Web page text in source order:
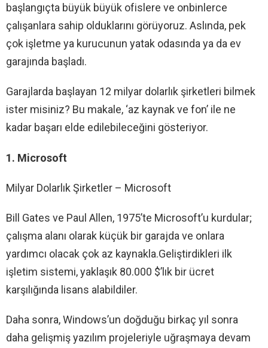
başlangıçta büyük büyük ofislere ve onbinlerce
çalışanlara sahip olduklarını görüyoruz. Aslında, pek
çok işletme ya kurucunun yatak odasında ya da ev
garajında ​​başladı.
Garajlarda başlayan 12 milyar dolarlık şirketleri bilmek
ister misiniz? Bu makale, ‘az kaynak ve fon’ ile ne
kadar başarı elde edilebileceğini gösteriyor.
1. Microsoft
Milyar Dolarlık Şirketler – Microsoft
Bill Gates ve Paul Allen, 1975’te Microsoft’u kurdular;
çalışma alanı olarak küçük bir garajda ve onlara
yardımcı olacak çok az kaynakla.Geliştirdikleri ilk
işletim sistemi, yaklaşık 80.000 $’lık bir ücret
karşılığında lisans alabildiler.
Daha sonra, Windows’un doğduğu birkaç yıl sonra
daha gelişmiş yazılım projeleriyle uğraşmaya devam